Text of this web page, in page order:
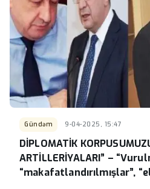
Gündəm 9-04-2025, 15:47
DİPLOMATİK
ARTİLLERİYALARI” –
“makafatlandırılmışlar”,